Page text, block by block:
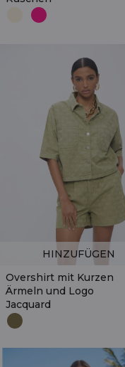
Overshirt mit Kurzen
Ärmeln und Logo
Jacquard
HINZUFÜGEN